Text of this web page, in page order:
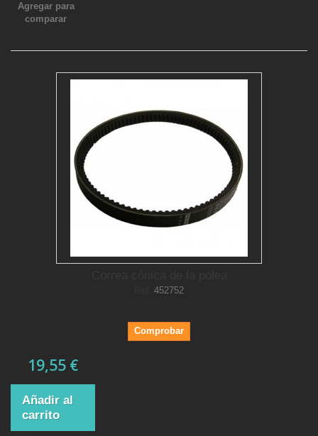
Agregar para
comparar
452752
Comprobar
19,55 €
Añadir al
carrito